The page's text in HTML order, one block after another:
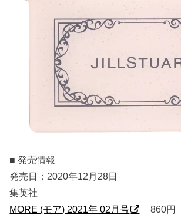
■ 発売情報
発売日：2020年12月28日
集英社
MORE (モア) 2021年 02月号
860円